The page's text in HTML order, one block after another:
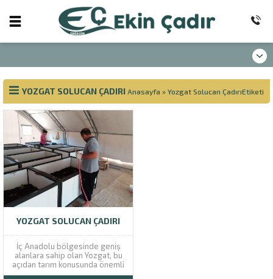
YOZGAT SOLUCAN ÇADIRI Anasayfa » Yozgat Solucan ÇadırıEtiketi
YOZGAT SOLUCAN ÇADIRI
İç Anadolu bölgesinde geniş
alanlara sahip olan Yozgat, bu
açıdan tarım konusunda önemli
bir potansiyele sahip şehirler